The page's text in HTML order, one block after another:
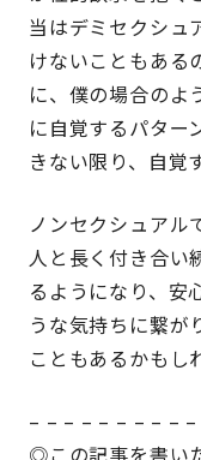
当はデミセクシュ
けないこともある
に、僕の場合のよ
に自覚するパター
きない限り、自覚
ノンセクシュアル
人と長く付き合い
るようになり、安
うな気持ちに繋が
こともあるかもし
– – – – – – – – –
◎この記事を書い